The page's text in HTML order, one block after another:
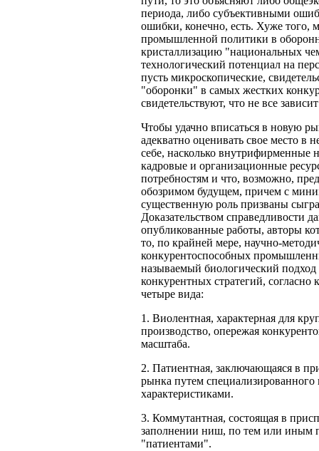
периода, либо субъективными
ошибки, конечно, есть. Хуже того,
промышленной политики в
кристаллизацию "национальных
технологический потенциал на
пусть микроскопические,
"оборонки" в самых жестких
свидетельствуют, что не все
Чтобы удачно вписаться в новую
адекватно оценивать свое место в
себе, насколько внутрифирменные
кадровые и организационные
потребностям и что, возможно,
обозримом будущем, причем с
существенную роль призваны
Доказательством справедливости
опубликованные работы, авторы
то, по крайней мере, научно-
конкурентоспособных
называемый биологический
конкурентных стратегий,
четыре вида:
1. Виолентная, характерная для
производство, опережая
масштаба.
2. Патиентная, заключающаяся в
рынка путем
характеристиками.
3. Коммутантная, состоящая в
заполнении ниш, по тем или иным
"патиентами".